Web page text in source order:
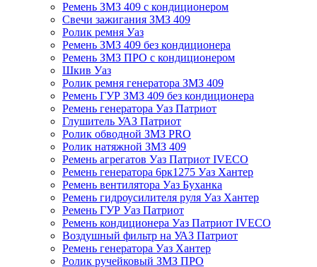
Ремень ЗМЗ 409 с кондиционером
Свечи зажигания ЗМЗ 409
Ролик ремня Уаз
Ремень ЗМЗ 409 без кондиционера
Ремень ЗМЗ ПРО с кондиционером
Шкив Уаз
Ролик ремня генератора ЗМЗ 409
Ремень ГУР ЗМЗ 409 без кондиционера
Ремень генератора Уаз Патриот
Глушитель УАЗ Патриот
Ролик обводной ЗМЗ PRO
Ролик натяжной ЗМЗ 409
Ремень агрегатов Уаз Патриот IVECO
Ремень генератора 6рк1275 Уаз Хантер
Ремень вентилятора Уаз Буханка
Ремень гидроусилителя руля Уаз Хантер
Ремень ГУР Уаз Патриот
Ремень кондиционера Уаз Патриот IVECO
Воздушный фильтр на УАЗ Патриот
Ремень генератора Уаз Хантер
Ролик ручейковый ЗМЗ ПРО